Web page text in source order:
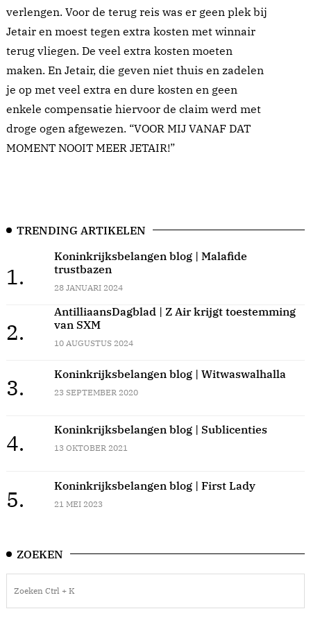
verlengen. Voor de terug reis was er geen plek bij
Jetair en moest tegen extra kosten met winnair
terug vliegen. De veel extra kosten moeten
maken. En Jetair, die geven niet thuis en zadelen
je op met veel extra en dure kosten en geen
enkele compensatie hiervoor de claim werd met
droge ogen afgewezen. “VOOR MIJ VANAF DAT
MOMENT NOOIT MEER JETAIR!”
TRENDING ARTIKELEN
1.
Koninkrijksbelangen blog | Malafide
trustbazen
28 JANUARI 2024
2.
AntilliaansDagblad | Z Air krijgt toestemming
van SXM
10 AUGUSTUS 2024
3.
Koninkrijksbelangen blog | Witwaswalhalla
23 SEPTEMBER 2020
4.
Koninkrijksbelangen blog | Sublicenties
13 OKTOBER 2021
5.
Koninkrijksbelangen blog | First Lady
21 MEI 2023
ZOEKEN